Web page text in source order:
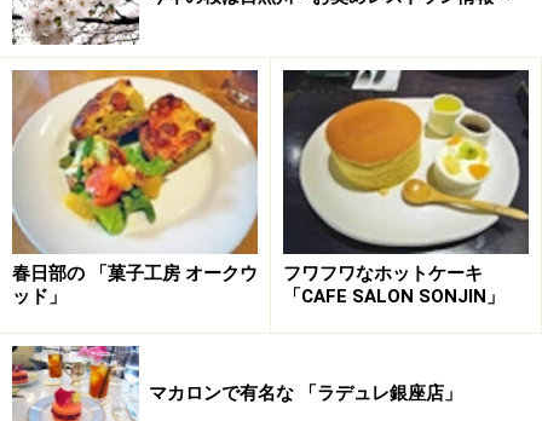
取材直前まで新宿店のスタッフに、熱心にアドバイスす
春日部の 「菓子工房 オークウ
ッド」
フワフワなホットケーキ
「CAFE SALON SONJIN」
マカロンで有名な 「ラデュレ銀座店」